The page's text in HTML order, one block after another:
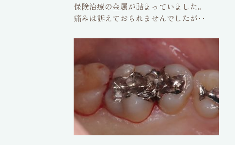
保険治療の金属が詰まっていました。
痛みは訴えておられませんでしたが‥